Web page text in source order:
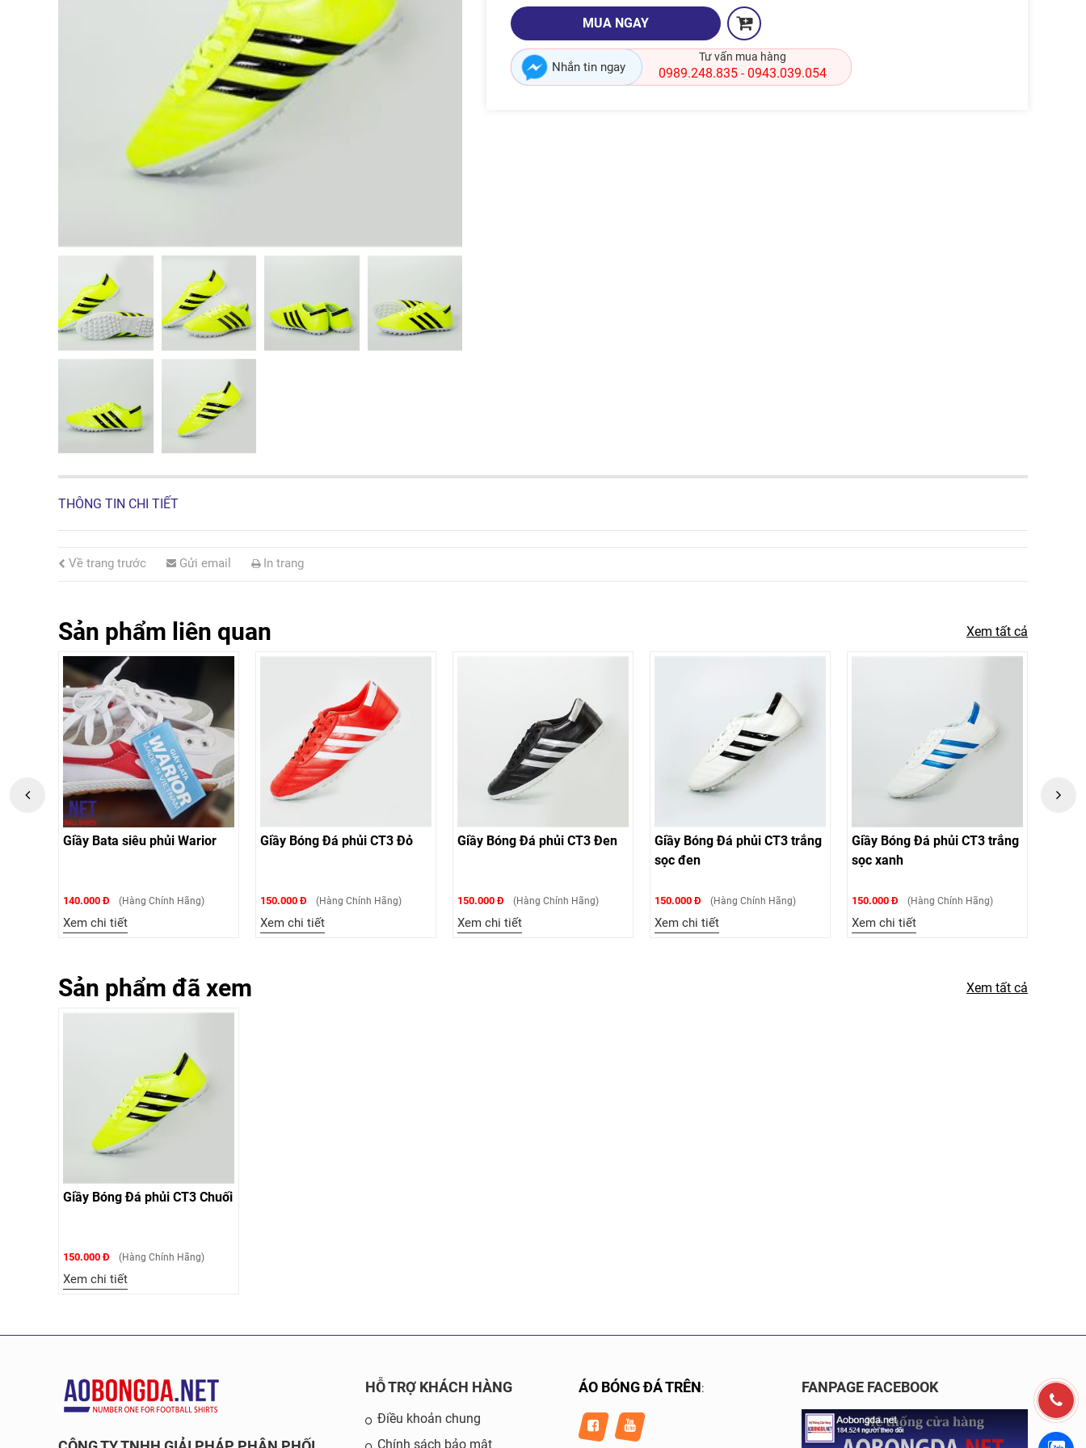
MUA NGAY
Nhắn tin ngay
Tư vấn mua hàng
0989.248.835 - 0943.039.054
THÔNG TIN CHI TIẾT
Về trang trước Gửi email In trang
Sản phẩm liên quan Xem tất cả
Warior Giầy Bóng Đá phủi CT3 Đỏ
150.000 Đ (Hàng Chính Hãng)
Xem chi tiết
Giầy Bóng Đá phủi CT3 Đen
150.000 Đ (Hàng Chính Hãng)
Xem chi tiết
Giầy Bóng Đá phủi CT3 trắng
150.000 Đ (Hàng Chính Hãng)
Xem chi tiết
Giầy Bóng Đá phủi CT3 trắng
150.000 Đ (Hàng Chính Hãng)
Xem chi tiết
Giầy Bóng Đá phủi CT3 trắng
sọc bạc
150.000 Đ (Hàng Chính Hãng)
Xem chi tiết
Sản phẩm đã xem Xem tất cả
Giầy Bóng Đá phủi CT3 Chuối
150.000 Đ (Hàng Chính Hãng)
Xem chi tiết
HỖ TRỢ KHÁCH HÀNG
Điều khoản chung
Chính sách bảo mật
ÁO BÓNG ĐÁ TRÊN: FANPAGE FACEBOOK